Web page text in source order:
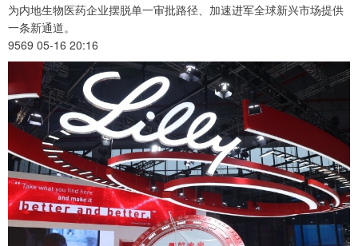
为内地生物医药企业摆脱单一审批路径、加速进军全球新兴市场提供
一条新通道。
9569 05-16 20:16